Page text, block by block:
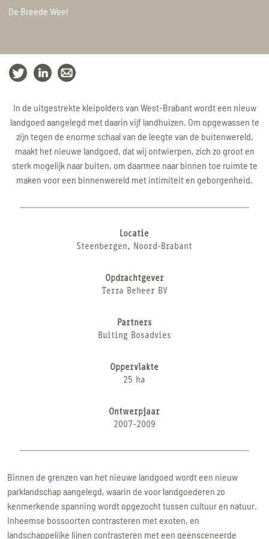
De Breede Weel
In de uitgestrekte kleipolders van West-Brabant wordt een nieuw
landgoed aangelegd met daarin vijf landhuizen. Om opgewassen te
zijn tegen de enorme schaal van de leegte van de buitenwereld,
maakt het nieuwe landgoed, dat wij ontwierpen, zich zo groot en
sterk mogelijk naar buiten, om daarmee naar binnen toe ruimte te
maken voor een binnenwereld met intimiteit en geborgenheid.
Locatie
Steenbergen, Noord-Brabant
Opdrachtgever
Terra Beheer BV
Partners
Buiting Bosadvies
Oppervlakte
25 ha
Ontwerpjaar
2007-2009
Binnen de grenzen van het nieuwe landgoed wordt een nieuw
parklandschap aangelegd, waarin de voor landgoederen zo
kenmerkende spanning wordt opgezocht tussen cultuur en natuur.
Inheemse bossoorten contrasteren met exoten, en
landschappelijke lijnen contrasteren met een geënsceneerde